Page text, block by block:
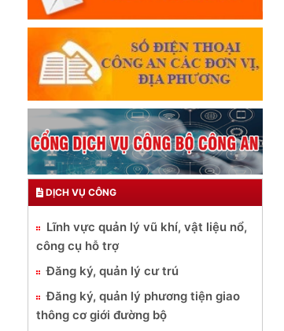
DỊCH VỤ CÔNG
Lĩnh vực quản lý vũ khí, vật liệu nổ,
công cụ hỗ trợ
Đăng ký, quản lý cư trú
Đăng ký, quản lý phương tiện giao
thông cơ giới đường bộ